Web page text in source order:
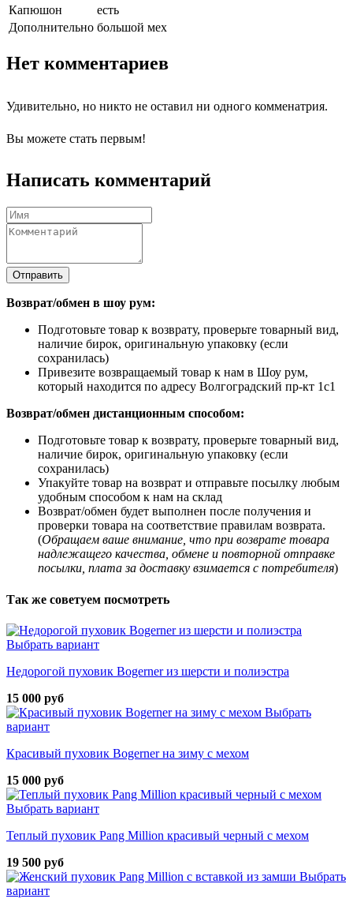
Капюшон
есть
Дополнительно большой мех
Нет комментариев
Удивительно, но никто не оставил ни одного комменатрия.
Вы можете стать первым!
Написать комментарий
Отправить
Возврат/обмен в шоу рум:
Подготовьте товар к возврату, проверьте товарный вид,
наличие бирок, оригинальную упаковку (если
сохранилась)
Привезите возвращаемый товар к нам в Шоу рум,
который находится по адресу Волгоградский пр-кт 1с1
Возврат/обмен дистанционным способом:
Подготовьте товар к возврату, проверьте товарный вид,
наличие бирок, оригинальную упаковку (если
сохранилась)
Упакуйте товар на возврат и отправьте посылку любым
удобным способом к нам на склад
Возврат/обмен будет выполнен после получения и
проверки товара на соответствие правилам возврата.
(Обращаем ваше внимание, что при возврате товара
надлежащего качества, обмене и повторной отправке
посылки, плата за доставку взимается с потребителя)
Так же советуем посмотреть
Выбрать вариант
Недорогой пуховик Bogerner из шерсти и полиэстра
15 000 руб
Выбрать
вариант
Красивый пуховик Bogerner на зиму с мехом
15 000 руб
Выбрать вариант
Теплый пуховик Pang Million красивый черный с мехом
19 500 руб
Выбрать
вариант